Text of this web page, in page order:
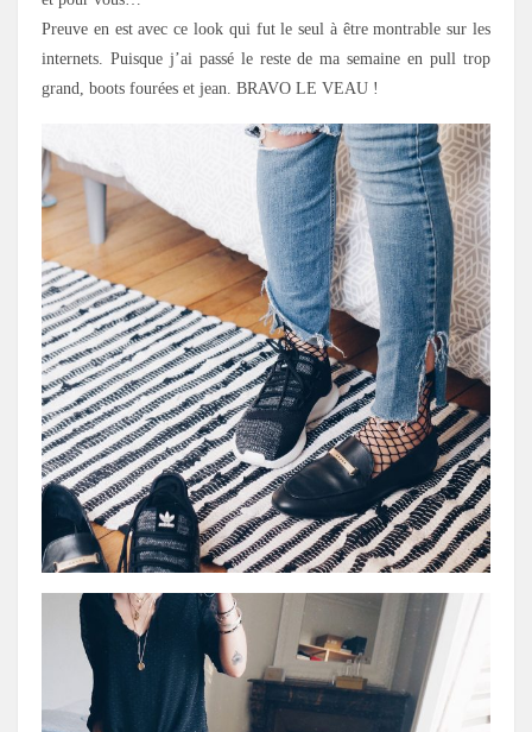
Preuve en est avec ce look qui fut le seul à être montrable sur les
internets. Puisque j’ai passé le reste de ma semaine en pull trop
grand, boots fourées et jean. BRAVO LE VEAU !